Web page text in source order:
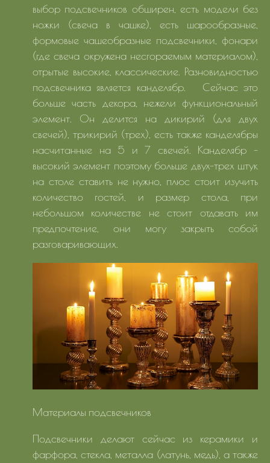
выбор подсвечников обширен, есть модели без
ножки (свеча в чашке), есть шарообразные,
формовые чашеобразные подсвечники, фонари
(где свеча окружена несгораемым материалом),
отрытые высокие, классические. Разновидностью
подсвечника является канделябр. Сейчас это
больше часть декора, нежели функциональный
элемент. Он делится на дикирий (для двух
свечей), трикирий (трех), есть также канделябры
насчитанные на 5 и 7 свечей. Канделябр -
высокий элемент поэтому больше двух-трех штук
на столе ставить не нужно, плюс стоит изучить
количество гостей, и размер стола, при
небольшом количестве не стоит отдавать им
предпочтение, они могу закрыть собой
разговаривающих.
Материалы подсвечников
Подсвечники делают сейчас из керамики и
фарфора, стекла, металла (латунь, медь), а также